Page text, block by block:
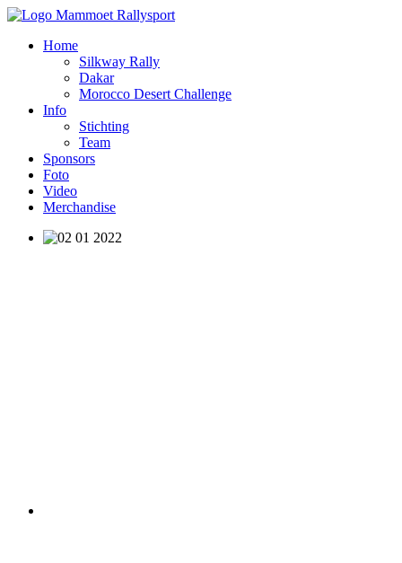
Home
Silkway Rally
Dakar
Morocco Desert Challenge
Info
Stichting
Team
Sponsors
Foto
Video
Merchandise